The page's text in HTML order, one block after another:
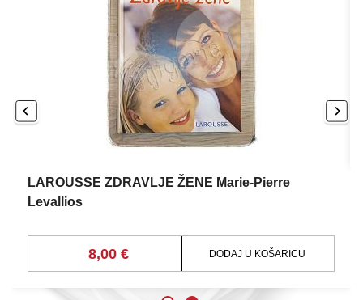
LAROUSSE ZDRAVLJE ŽENE Marie-Pierre
Levallios
8,00 € DODAJ U KOŠARICU